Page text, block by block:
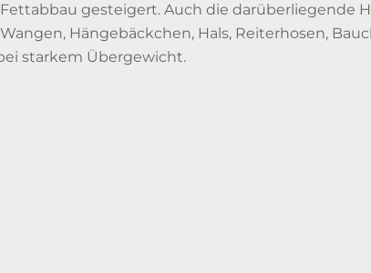
gesteigert. Auch die darüberliegende
Hängebäckchen, Hals, Reiterhosen,
starkem Übergewicht.